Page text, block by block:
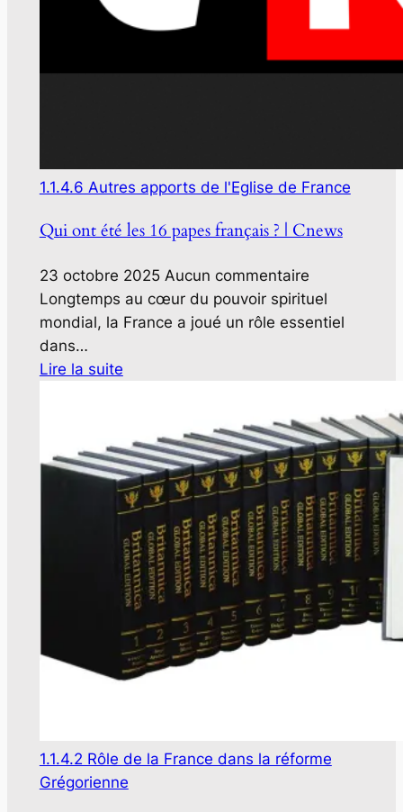
1.1.4.6 Autres apports de l'Eglise de France
Qui ont été les 16 papes français ? | Cnews
23 octobre 2025 Aucun commentaire
Longtemps au cœur du pouvoir spirituel
mondial, la France a joué un rôle essentiel
dans…
Lire la suite
1.1.4.2 Rôle de la France dans la réforme
Grégorienne